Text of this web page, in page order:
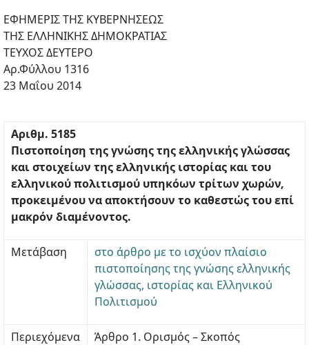
ΕΦΗΜΕΡΙΣ ΤΗΣ ΚΥΒΕΡΝΗΣΕΩΣ
ΤΗΣ ΕΛΛΗΝΙΚΗΣ ΔΗΜΟΚΡΑΤΙΑΣ
ΤΕΥΧΟΣ ΔΕΥΤΕΡΟ
Αρ.Φύλλου 1316
23 Μαΐου 2014
Αριθμ. 5185
Πιστοποίηση της γνώσης της ελληνικής γλώσσας
και στοιχείων της ελληνικής ιστορίας και του
ελληνικού πολιτισμού υπηκόων τρίτων χωρών,
προκειμένου να αποκτήσουν το καθεστώς του επί
μακρόν διαμένοντος.
Μετάβαση
στο άρθρο με το ισχύον πλαίσιο
πιστοποίησης της γνώσης ελληνικής
γλώσσας, ιστορίας και Ελληνικού
Πολιτισμού
Περιεχόμενα
Άρθρο 1. Ορισμός – Σκοπός